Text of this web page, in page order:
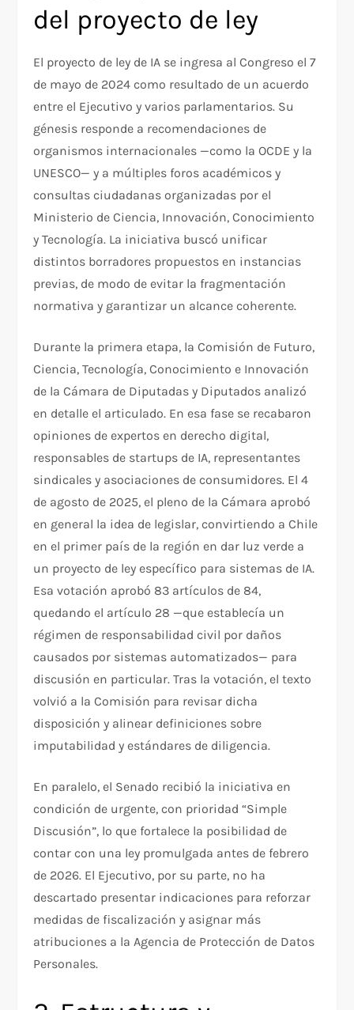
del proyecto de ley
El proyecto de ley de IA se ingresa al Congreso el 7
de mayo de 2024 como resultado de un acuerdo
entre el Ejecutivo y varios parlamentarios. Su
génesis responde a recomendaciones de
organismos internacionales —como la OCDE y la
UNESCO— y a múltiples foros académicos y
consultas ciudadanas organizadas por el
Ministerio de Ciencia, Innovación, Conocimiento
y Tecnología. La iniciativa buscó unificar
distintos borradores propuestos en instancias
previas, de modo de evitar la fragmentación
normativa y garantizar un alcance coherente.
Durante la primera etapa, la Comisión de Futuro,
Ciencia, Tecnología, Conocimiento e Innovación
de la Cámara de Diputadas y Diputados analizó
en detalle el articulado. En esa fase se recabaron
opiniones de expertos en derecho digital,
responsables de startups de IA, representantes
sindicales y asociaciones de consumidores. El 4
de agosto de 2025, el pleno de la Cámara aprobó
en general la idea de legislar, convirtiendo a Chile
en el primer país de la región en dar luz verde a
un proyecto de ley específico para sistemas de IA.
Esa votación aprobó 83 artículos de 84,
quedando el artículo 28 —que establecía un
régimen de responsabilidad civil por daños
causados por sistemas automatizados— para
discusión en particular. Tras la votación, el texto
volvió a la Comisión para revisar dicha
disposición y alinear definiciones sobre
imputabilidad y estándares de diligencia.
En paralelo, el Senado recibió la iniciativa en
condición de urgente, con prioridad “Simple
Discusión”, lo que fortalece la posibilidad de
contar con una ley promulgada antes de febrero
de 2026. El Ejecutivo, por su parte, no ha
descartado presentar indicaciones para reforzar
medidas de fiscalización y asignar más
atribuciones a la Agencia de Protección de Datos
Personales.